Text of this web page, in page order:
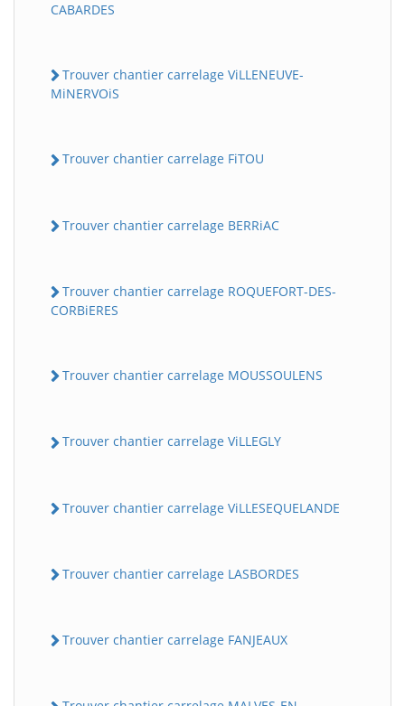
CABARDES
Trouver chantier carrelage ViLLENEUVE-
MiNERVOiS
Trouver chantier carrelage FiTOU
Trouver chantier carrelage BERRiAC
Trouver chantier carrelage ROQUEFORT-DES-
CORBiERES
Trouver chantier carrelage MOUSSOULENS
Trouver chantier carrelage ViLLEGLY
Trouver chantier carrelage ViLLESEQUELANDE
Trouver chantier carrelage LASBORDES
Trouver chantier carrelage FANJEAUX